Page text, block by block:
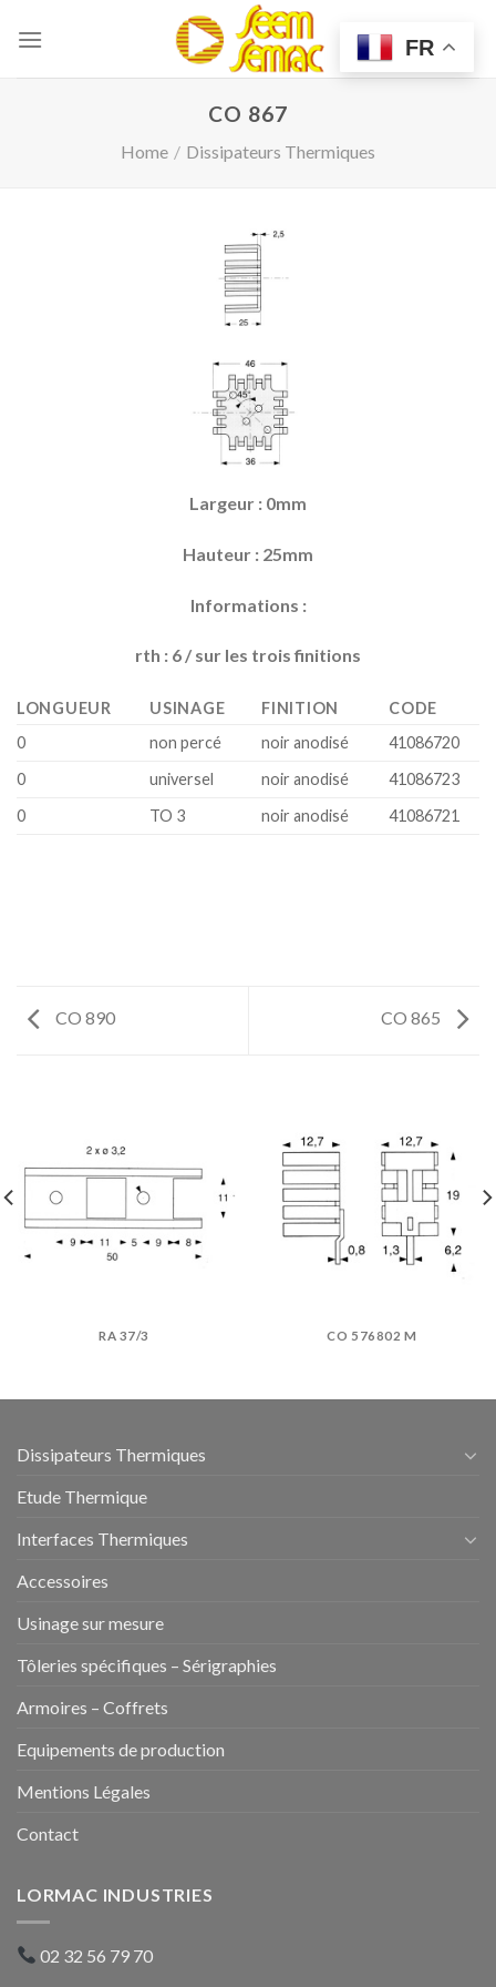
CO 867
Home / Dissipateurs Thermiques
Largeur : 0mm
Hauteur : 25mm
Informations :
rth : 6 / sur les trois finitions
LONGUEUR USINAGE FINITION
CODE
0
non percé noir anodisé
41086720
0
universel noir anodisé
41086723
0
TO 3 noir anodisé 41086721
CO 890 CO 865
RA 37/3 CO 576802 M
Dissipateurs Thermiques
Etude Thermique
Interfaces Thermiques
Accessoires
Usinage sur mesure
Tôleries spécifiques – Sérigraphies
Armoires – Coffrets
Equipements de production
Mentions Légales
Contact
LORMAC INDUSTRIES
02 32 56 79 70
FR